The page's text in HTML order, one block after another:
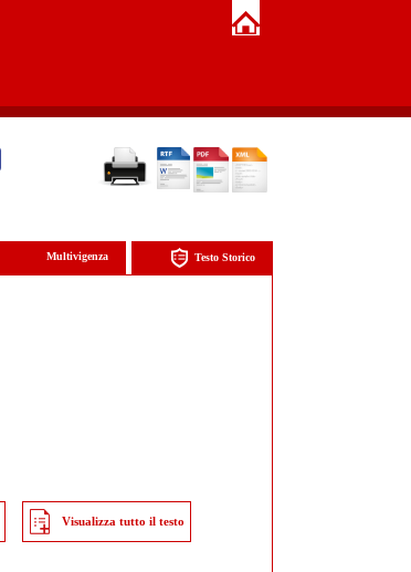
Testo Storico
Multivigenza
Visualizza tutto il testo